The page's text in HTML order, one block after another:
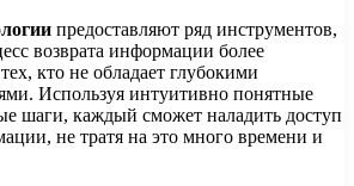
предоставляют ряд инструментов,
возврата информации более
кто не обладает глубокими
Используя интуитивно понятные
шаги, каждый сможет наладить доступ
не тратя на это много времени и